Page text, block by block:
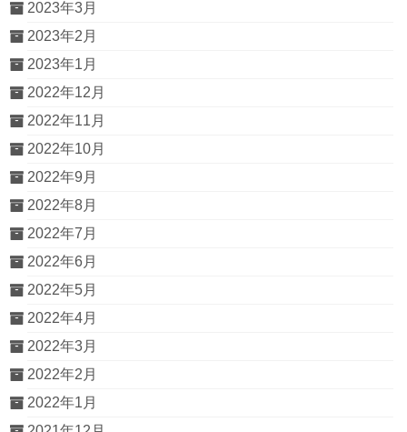
2023年3月
2023年2月
2023年1月
2022年12月
2022年11月
2022年10月
2022年9月
2022年8月
2022年7月
2022年6月
2022年5月
2022年4月
2022年3月
2022年2月
2022年1月